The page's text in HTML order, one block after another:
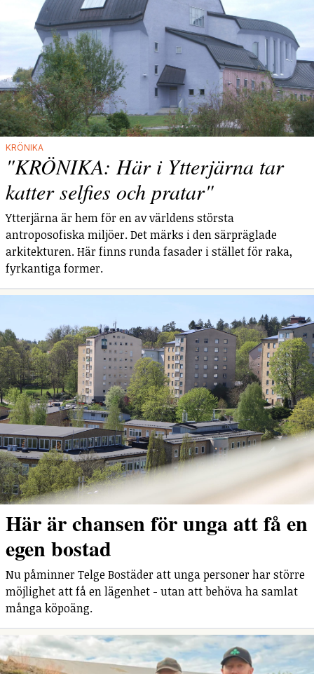
KRÖNIKA
"KRÖNIKA: Här i Ytterjärna tar
katter selfies och pratar"
Ytterjärna är hem för en av världens största
antroposofiska miljöer. Det märks i den särpräglade
arkitekturen. Här finns runda fasader i stället för raka,
fyrkantiga former.
Här är chansen för unga att få en
egen bostad
Nu påminner Telge Bostäder att unga personer har större
möjlighet att få en lägenhet - utan att behöva ha samlat
många köpoäng.